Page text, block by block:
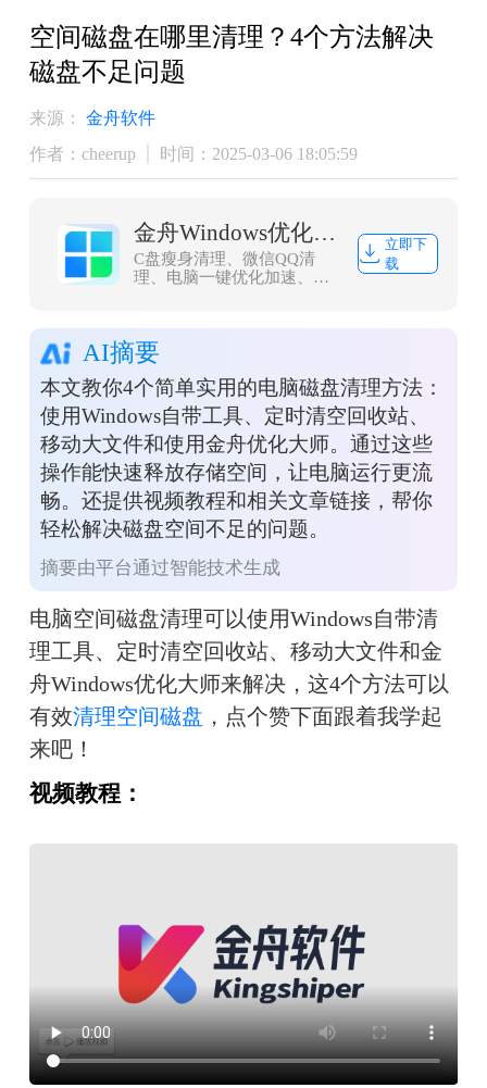
空间磁盘在哪里清理？4个方法解决
磁盘不足问题
来源：
金舟软件
作者：cheerup
时间：2025-03-06 18:05:59
金舟Windows优化大师
C盘瘦身清理、微信QQ清
理、电脑一键优化加速、浏
优化工具，轻松解决C盘爆
红问题
立即下
载
AI摘要
本文教你4个简单实用的电脑磁盘清理方法：
使用Windows自带工具、定时清空回收站、
移动大文件和使用金舟优化大师。通过这些
操作能快速释放存储空间，让电脑运行更流
畅。还提供视频教程和相关文章链接，帮你
轻松解决磁盘空间不足的问题。
摘要由平台通过智能技术生成
电脑空间磁盘清理可以使用Windows自带清
理工具、定时清空回收站、移动大文件和金
舟Windows优化大师来解决，这4个方法可以
有效清理空间磁盘 ，点个赞下面跟着我学起
来吧！
视频教程：